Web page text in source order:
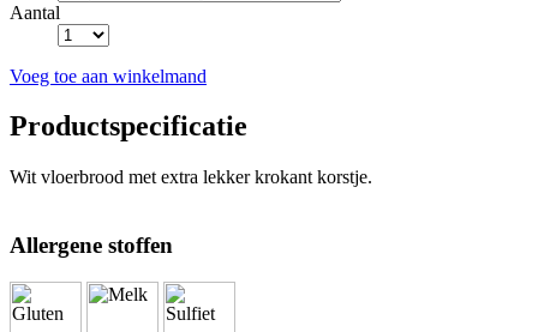
Aantal
Voeg toe aan winkelmand
Productspecificatie
Wit vloerbrood met extra lekker krokant korstje.
Allergene stoffen